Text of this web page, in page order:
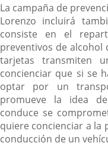
La campaña de
Lorenzo incluirá
consiste en el
preventivos de alcohol
tarjetas transmiten
concienciar que si se
optar por un
promueve la idea
conduce se
quiere concienciar a la
conducción de un